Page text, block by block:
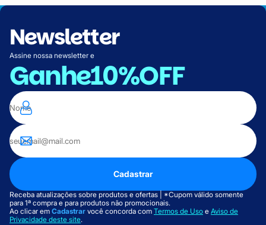
Newsletter
Assine nossa newsletter e
Ganhe10%OFF
Cadastrar
Receba atualizações sobre produtos e ofertas | *Cupom válido somente
para 1ª compra e para produtos não promocionais.
Ao clicar em Cadastrar você concorda com Termos de Uso e Aviso de
Privacidade deste site.